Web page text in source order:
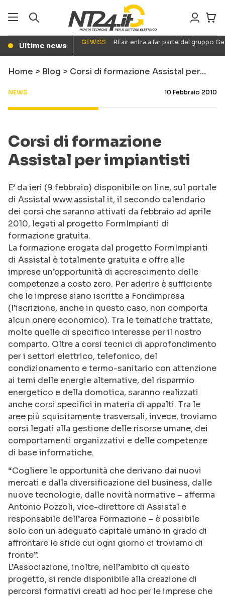
● Ultime news GEWISS REair entra a far parte del gruppo
Home > Blog > Corsi di formazione Assistal per…
NEWS 10 Febbraio 2010
Corsi di formazione
Assistal per impiantisti
E’ da ieri (9 febbraio) disponibile on line, sul portale
di Assistal www.assistal.it, il secondo calendario
dei corsi che saranno attivati da febbraio ad aprile
2010, legati al progetto FormImpianti di
formazione gratuita.
La formazione erogata dal progetto FormImpianti
di Assistal è totalmente gratuita e offre alle
imprese un’opportunità di accrescimento delle
competenze a costo zero. Per aderire è sufficiente
che le imprese siano iscritte a Fondimpresa
(l’iscrizione, anche in questo caso, non comporta
alcun onere economico). Tra le tematiche trattate,
molte quelle di specifico interesse per il nostro
comparto. Oltre a corsi tecnici di approfondimento
per i settori elettrico, telefonico, del
condizionamento e termo-sanitario con attenzione
ai temi delle energie alternative, del risparmio
energetico e della domotica, saranno realizzati
anche corsi specifici in materia di appalti. Tra le
aree più squisitamente trasversali, invece, troviamo
corsi legati alla gestione delle risorse umane, dei
comportamenti organizzativi e delle competenze
di base informatiche.
“Cogliere le opportunità che derivano dai nuovi
mercati e dalla diversificazione del business, dalle
nuove tecnologie, dalle novità normative – afferma
Antonio Pozzoli, vice-direttore di Assistal e
responsabile dell’area Formazione – è possibile
solo con un adeguato capitale umano in grado di
affrontare le sfide cui ogni giorno ci troviamo di
fronte”.
L’Associazione, inoltre, nell’ambito di questo
progetto, si rende disponibile alla creazione di
percorsi formativi creati ad hoc per le imprese che